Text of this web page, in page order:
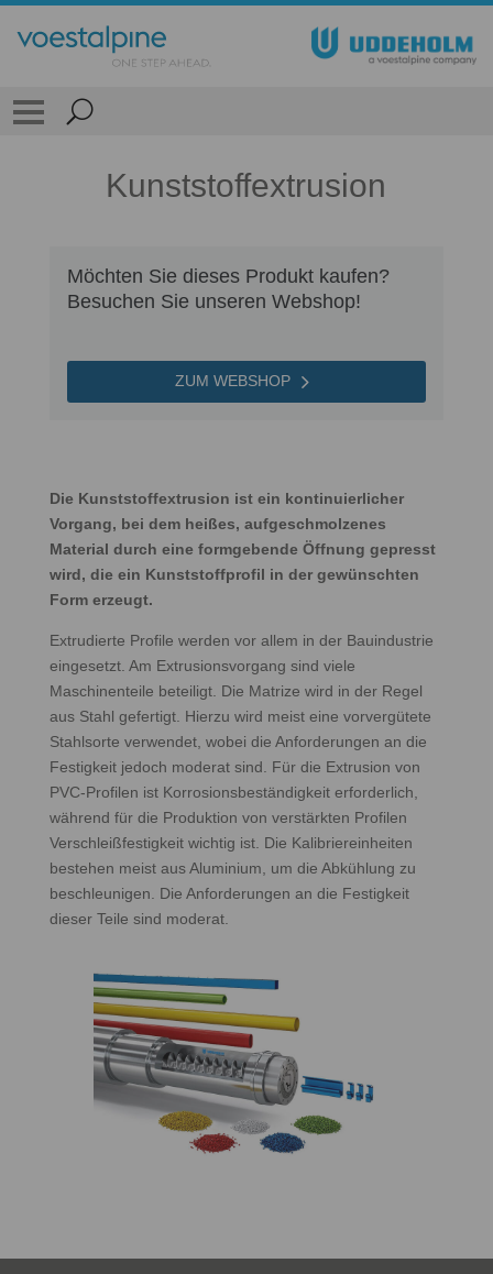
Kunststoffextrusion
Möchten Sie dieses Produkt kaufen?
Besuchen Sie unseren Webshop!
ZUM WEBSHOP
Die Kunststoffextrusion ist ein kontinuierlicher
Vorgang, bei dem heißes, aufgeschmolzenes
Material durch eine formgebende Öffnung gepresst
wird, die ein Kunststoffprofil in der gewünschten
Form erzeugt.
Extrudierte Profile werden vor allem in der Bauindustrie
eingesetzt. Am Extrusionsvorgang sind viele
Maschinenteile beteiligt. Die Matrize wird in der Regel
aus Stahl gefertigt. Hierzu wird meist eine vorvergütete
Stahlsorte verwendet, wobei die Anforderungen an die
Festigkeit jedoch moderat sind. Für die Extrusion von
PVC-Profilen ist Korrosionsbeständigkeit erforderlich,
während für die Produktion von verstärkten Profilen
Verschleißfestigkeit wichtig ist. Die Kalibriereinheiten
bestehen meist aus Aluminium, um die Abkühlung zu
beschleunigen. Die Anforderungen an die Festigkeit
dieser Teile sind moderat.